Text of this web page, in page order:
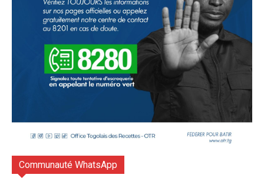
Communauté WhatsApp